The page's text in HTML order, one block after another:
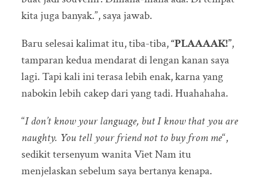
kita juga banyak.”, saya jawab.
Baru selesai kalimat itu, tiba-tiba,“PLAAAAK!”,
tamparan kedua mendarat di lengan kanan saya
lagi. Tapi kali ini terasa lebih enak, karna yang
nabokin lebih cakep dari yang tadi. Huahahaha.
“I don’t know your language, but I know that you are
naughty. You tell your friend not to buy from me“,
sedikit tersenyum wanita Viet Nam itu
menjelaskan sebelum saya bertanya kenapa.